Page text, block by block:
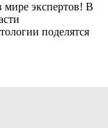
экспертов! В
поделятся